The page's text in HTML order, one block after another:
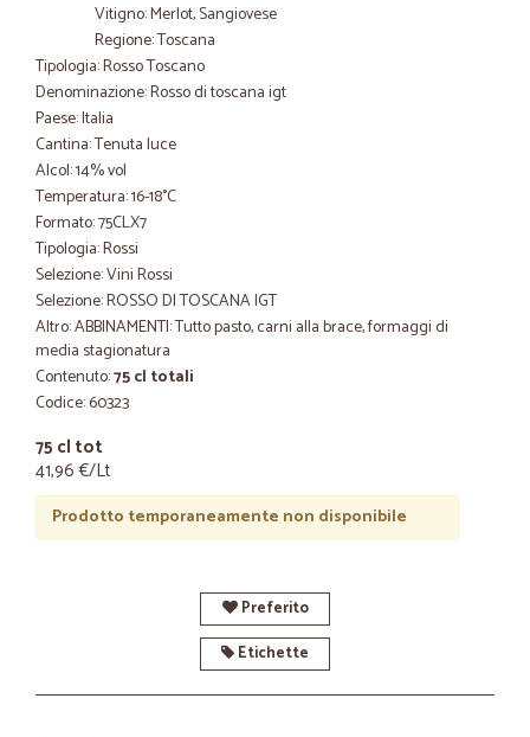
Vitigno: Merlot, Sangiovese
Regione: Toscana
Tipologia: Rosso Toscano
Denominazione: Rosso di toscana igt
Paese: Italia
Cantina: Tenuta luce
Alcol: 14% vol
Temperatura: 16-18°C
Formato: 75CLX7
Tipologia: Rossi
Selezione: Vini Rossi
Selezione: ROSSO DI TOSCANA IGT
Altro: ABBINAMENTI: Tutto pasto, carni alla brace, formaggi di
media stagionatura
Contenuto:75 cl totali
Codice: 60323
75 cl tot
41,96 €/Lt
Prodotto temporaneamente non disponibile
Preferito
Etichette